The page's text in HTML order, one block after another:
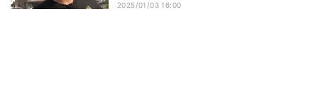
2025/01/03 16:00